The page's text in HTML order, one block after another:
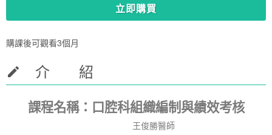
立即購買
購課後可觀看3個月
介 紹
課程名稱：口腔科組織編制與績效考核
王俊勝醫師